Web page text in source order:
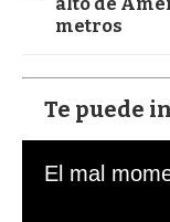
metros
Te puede